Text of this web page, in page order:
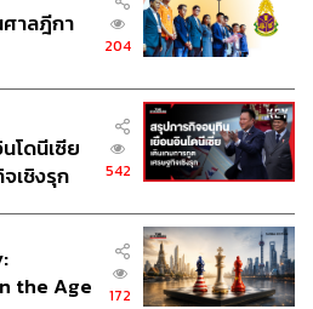
าลฎีกา
204
โดนีเซีย
เชิงรุก
542
the Age
172